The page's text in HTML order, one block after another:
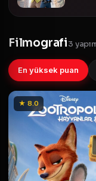
Filmografi3
En yüksek puan
★ 8.0